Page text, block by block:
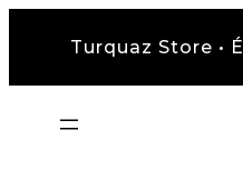
Turquaz Store •